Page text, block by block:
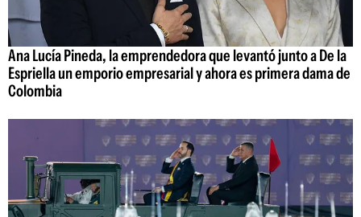
Ana Lucía Pineda, la emprendedora que levantó junto a De la
Espriella un emporio empresarial y ahora es primera dama de
Colombia